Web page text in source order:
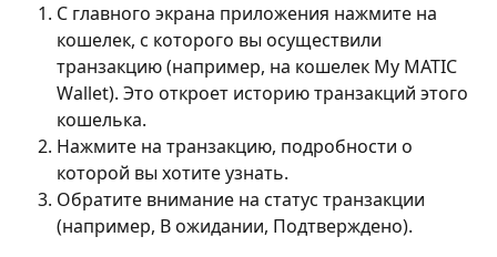
С главного экрана приложения нажмите на
кошелек, с которого вы осуществили
транзакцию (например, на кошелек My MATIC
Wallet). Это откроет историю транзакций этого
кошелька.
Нажмите на транзакцию, подробности о
которой вы хотите узнать.
Обратите внимание на статус транзакции
(например, В ожидании, Подтверждено).